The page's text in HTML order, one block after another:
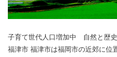
子育て世代人口増加中 自然と歴
福津市 福津市は福岡市の近郊に位置し、交通利便性と豊かな自然